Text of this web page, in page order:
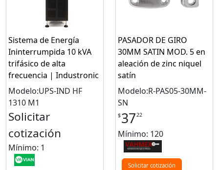
Sistema de Energía
Ininterrumpida 10 kVA
trifásico de alta
frecuencia | Industronic
Modelo:UPS-IND HF
1310 M1
Solicitar
cotización
Mínimo: 1
PASADOR DE GIRO
30MM SATIN MOD. 5 en
aleación de zinc niquel
satín
Modelo:R-PAS05-30MM-
SN
$37 22
Mínimo: 120
Solicitar cotización